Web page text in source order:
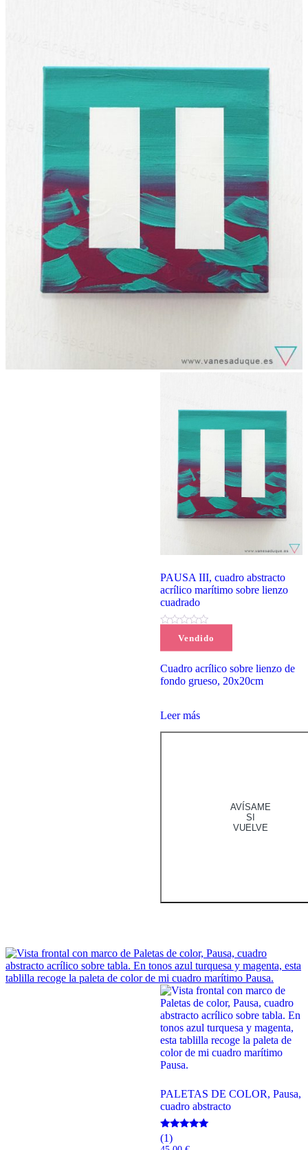
Vendido
PAUSA III, cuadro abstracto
acrílico marítimo sobre lienzo
cuadrado
Cuadro acrílico sobre lienzo de
fondo grueso, 20x20cm
Leer más
AVÍSAME
SI
VUELVE
PALETAS DE COLOR, Pausa,
cuadro abstracto
Valorado
con
(1)